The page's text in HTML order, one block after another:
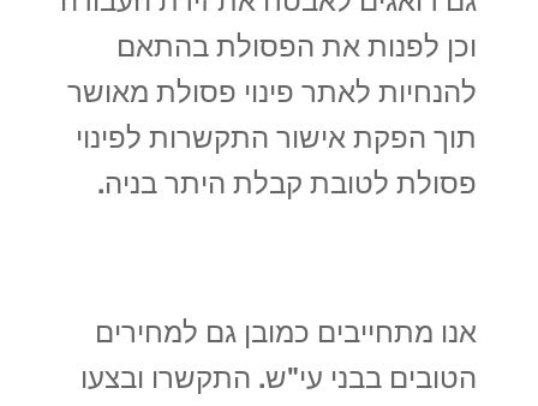
וכן לפנות את הפסולת בהתאם
להנחיות לאתר פינוי פסולת מאושר
תוך הפקת אישור התקשרות לפינוי
פסולת לטובת קבלת היתר בניה.
אנו מתחייבים כמובן גם למחירים
הטובים בבני עי"ש. התקשרו ובצעו